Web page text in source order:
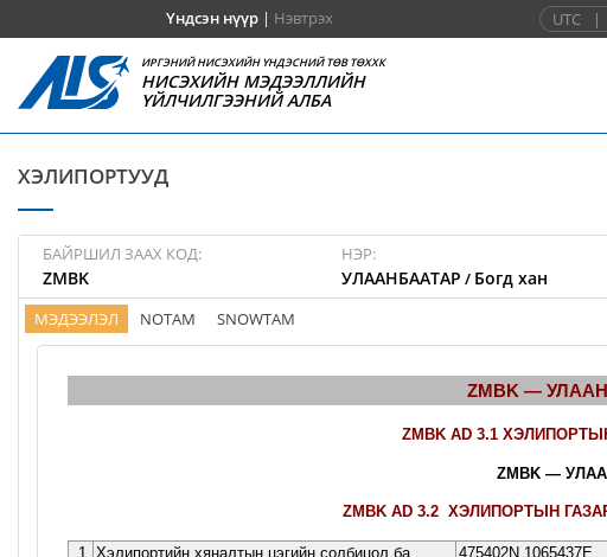
Үндсэн нүүр| Нэвтрэх UTC |
ИРГЭНИЙ НИСЭХИЙН ҮНДЭСНИЙ ТӨВ ТӨХХК
НИСЭХИЙН МЭДЭЭЛЛИЙН
ҮЙЛЧИЛГЭЭНИЙ АЛБА
ХЭЛИПОРТУУД
БАЙРШИЛ ЗААХ КОД:
ZMBK
НЭР:
УЛААНБААТАР / Богд хан
МЭДЭЭЛЭЛ NOTAM SNOWTAM